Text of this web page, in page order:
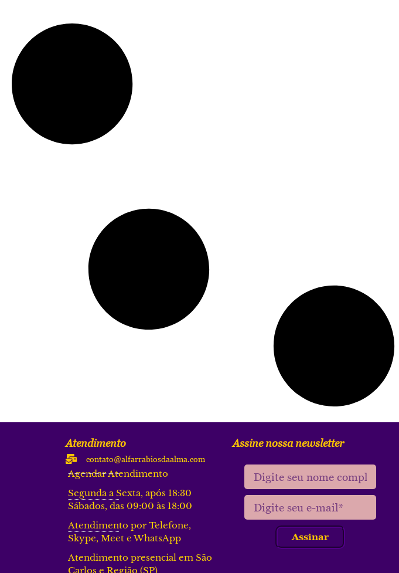
Atendimento
contato@alfarrabiosdaalma.com
Agendar Atendimento
Segunda a Sexta, após 18:30
Sábados, das 09:00 às 18:00
Atendimento por Telefone,
Skype, Meet e WhatsApp
Atendimento presencial em São
Carlos e Região (SP)
Assine nossa newsletter
Assinar